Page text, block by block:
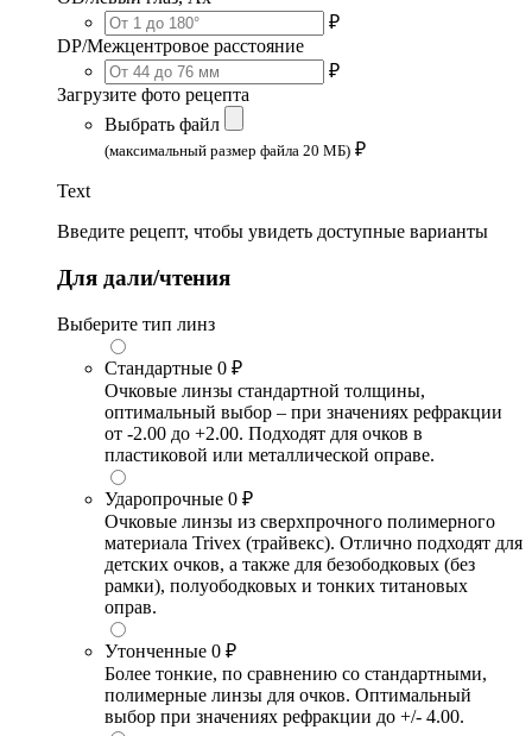
₽
DP/Межцентровое расстояние
₽
Загрузите фото рецепта
Выбрать файл
(максимальный размер файла 20 МБ) ₽
Text
Введите рецепт, чтобы увидеть доступные варианты
Для дали/чтения
Выберите тип линз
Стандартные 0 ₽
Очковые линзы стандартной толщины,
оптимальный выбор – при значениях рефракции
от -2.00 до +2.00. Подходят для очков в
пластиковой или металлической оправе.
Ударопрочные 0 ₽
Очковые линзы из сверхпрочного полимерного
материала Trivex (трайвекс). Отлично подходят для
детских очков, а также для безободковых (без
рамки), полуободковых и тонких титановых
оправ.
Утонченные 0 ₽
Более тонкие, по сравнению со стандартными,
полимерные линзы для очков. Оптимальный
выбор при значениях рефракции до +/- 4.00.